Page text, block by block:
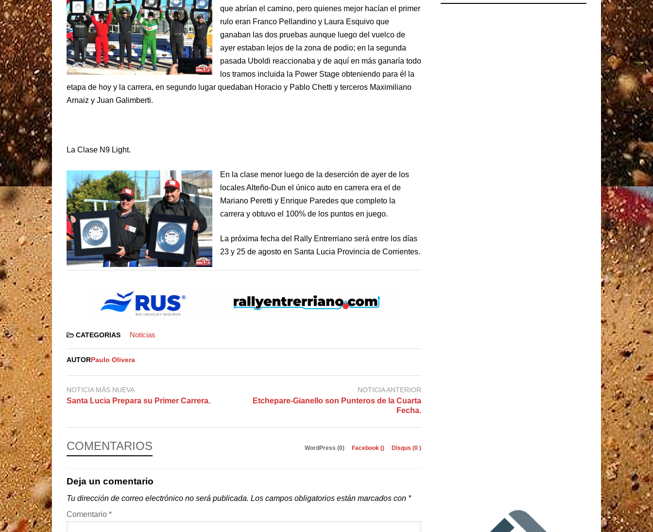
que abrían el camino, pero quienes mejor hacían el primer
rulo eran Franco Pellandino y Laura Esquivo que
ganaban las dos pruebas aunque luego del vuelco de
ayer estaban lejos de la zona de podio; en la segunda
pasada Uboldi reaccionaba y de aquí en más ganaría todo
los tramos incluida la Power Stage obteniendo para él la
etapa de hoy y la carrera, en segundo lugar quedaban Horacio y Pablo Chetti y terceros Maximiliano
Arnaiz y Juan Galimberti.
La Clase N9 Light.
En la clase menor luego de la deserción de ayer de los
locales Alteño-Dun el único auto en carrera era el de
Mariano Peretti y Enrique Paredes que completo la
carrera y obtuvo el 100% de los puntos en juego.
La próxima fecha del Rally Entrerriano será entre los días
23 y 25 de agosto en Santa Lucia Provincia de Corrientes.
CATEGORIAS Noticias
AUTOR Paulo Olivera
NOTICIA MÁS NUEVA
Santa Lucia Prepara su Primer Carrera.
NOTICIA ANTERIOR
Etchepare-Gianello son Punteros de la Cuarta
Fecha.
COMENTARIOS WordPress (0) Facebook () Disqus (0 )
Deja un comentario
Tu dirección de correo electrónico no será publicada. Los campos obligatorios están marcados con *
Comentario *